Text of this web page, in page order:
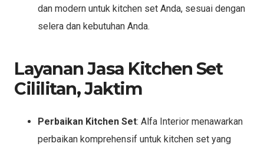
dan modern untuk kitchen set Anda, sesuai dengan
selera dan kebutuhan Anda.
Layanan Jasa Kitchen Set
Cililitan, Jaktim
Perbaikan Kitchen Set: Alfa Interior menawarkan
perbaikan komprehensif untuk kitchen set yang